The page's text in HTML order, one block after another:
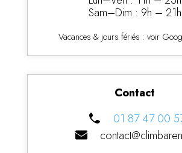
Sam–Dim : 9h – 21h
Vacances & jours fériés : voir
Contact
01 87 47 00